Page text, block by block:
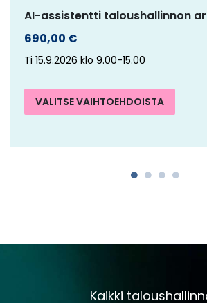
AI-assistentti taloushallinnon
690,00 €
Ti 15.9.2026 klo 9.00-15.00
VALITSE VAIHTOEHDOISTA
Kaikki